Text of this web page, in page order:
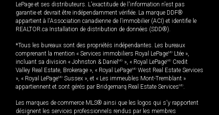
LePage et ses distributeurs. L'exactitude de l'information n'est pas
garantie et devrait être indépendamment vérifiée. La marque DDF®
appartient à l'Association canadienne de l’immobilier (ACI) et identifie le
REALTOR.ca Installation de distribution de données (SDD®).
*Tous les bureaux sont des propriétés indépendantes. Les bureaux
comprenant la mention « Services immobiliers Royal LePageMD Ltée »,
incluant sa division « Johnston & Daniel MD », « Royal LePageMD Credit
Valley Real Estate, Brokerage », « Royal LePageMD West Real Estate Services
», « Royal LePageMD Sussex », et « Les immeubles Mont-Tremblant »
appartiennent et sont gérés par Bridgemarq Real Estate ServicesMD.
Les marques de commerce MLS® ainsi que les logos qui s'y rapportent
désignent les services professionnels rendus par les membres